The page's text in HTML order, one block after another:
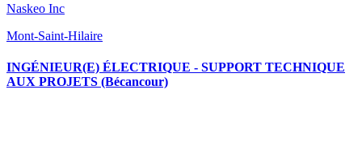
Naskeo Inc
Mont-Saint-Hilaire
INGÉNIEUR(E) ÉLECTRIQUE - SUPPORT TECHNIQUE
AUX PROJETS (Bécancour)